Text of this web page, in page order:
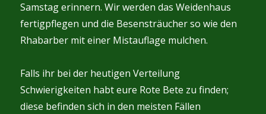
Samstag erinnern. Wir werden das Weidenhaus
fertigpflegen und die Besensträucher so wie den
Rhabarber mit einer Mistauflage mulchen.
Falls ihr bei der heutigen Verteilung
Schwierigkeiten habt eure Rote Bete zu finden;
diese befinden sich in den meisten Fällen